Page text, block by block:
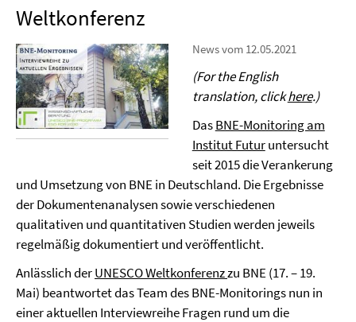
Weltkonferenz
News vom 12.05.2021
(For the English
translation, clickhere.)
DasBNE-Monitoring am
Institut Futuruntersucht
seit 2015 die Verankerung
und Umsetzung von BNE in Deutschland. Die Ergebnisse
der Dokumentenanalysen sowie verschiedenen
qualitativen und quantitativen Studien werden jeweils
regelmäßig dokumentiert und veröffentlicht.
Anlässlich derUNESCO Weltkonferenzzu BNE (17. – 19.
Mai) beantwortet das Team des BNE-Monitorings nun in
einer aktuellen Interviewreihe Fragen rund um die